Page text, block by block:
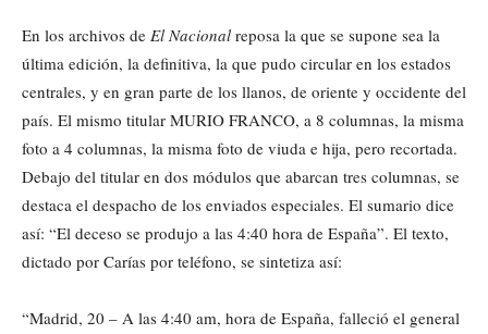
En los archivos de El Nacional reposa la que se supone sea la
última edición, la definitiva, la que pudo circular en los estados
centrales, y en gran parte de los llanos, de oriente y occidente del
país. El mismo titular MURIO FRANCO, a 8 columnas, la misma
foto a 4 columnas, la misma foto de viuda e hija, pero recortada.
Debajo del titular en dos módulos que abarcan tres columnas, se
destaca el despacho de los enviados especiales. El sumario dice
así: “El deceso se produjo a las 4:40 hora de España”. El texto,
dictado por Carías por teléfono, se sintetiza así:
“Madrid, 20 – A las 4:40 am, hora de España, falleció el general